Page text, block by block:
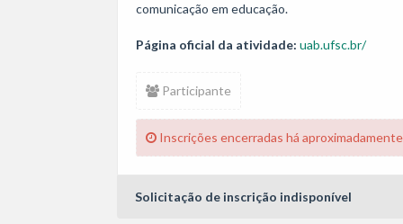
comunicação em educação.
Página oficial da atividade: uab.ufsc.br/
Participante
Inscrições encerradas há
Solicitação de inscrição indisponível